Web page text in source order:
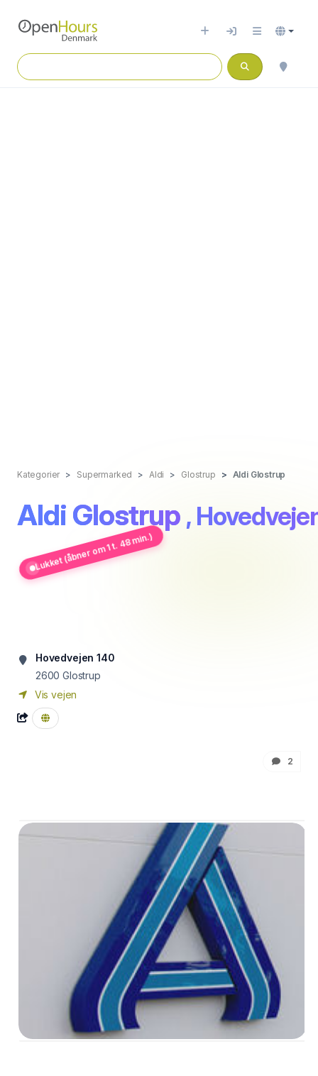
Kategorier Supermarked Aldi Glostrup Aldi Glostrup
Aldi Glostrup ,
Lukket (åbner om 1 t. 48 min.)
Hovedvejen 140
2600 Glostrup
Vis vejen
2